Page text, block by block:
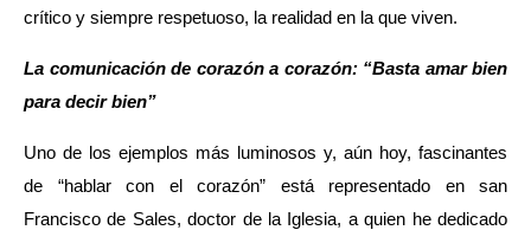
crítico y siempre respetuoso, la realidad en la que viven.
La comunicación de corazón a corazón: “Basta amar bien
para decir bien”
Uno de los ejemplos más luminosos y, aún hoy, fascinantes
de “hablar con el corazón” está representado en san
Francisco de Sales, doctor de la Iglesia, a quien he dedicado